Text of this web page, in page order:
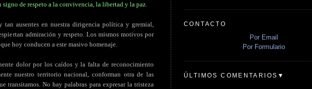
signo de respeto a la convivencia, la libertad y la paz.
tan ausentes en nuestra dirigencia política y gremial,
admiración y respeto. Los mismos motivos por
hoy conducen a este masivo homenaje.
dolor por los caídos y la falta de reconocimiento
nuestro territorio nacional, conforman otra de las
transitamos. No hay palabras para expresar la tristeza
CONTACTO
Por Email
Por Formulario
ÚLTIMOS COMENTARIOS▼